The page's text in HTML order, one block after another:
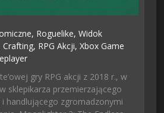
Roguelike,Widok
Crafting, RPG Akcji,Xbox Game
gry RPG akcji z 2018 r., w
sklepikarza przemierzającego
i handlującego zgromadzonymi